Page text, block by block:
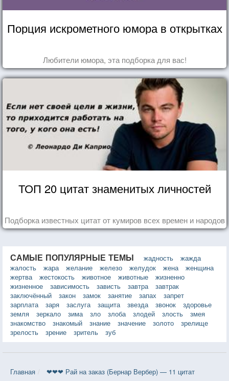
Порция искрометного юмора в открытках
Любители юмора, эта подборка для вас!
ТОП 20 цитат знаменитых личностей
Подборка известных цитат от кумиров всех времен и народов
САМЫЕ ПОПУЛЯРНЫЕ ТЕМЫ жадность
жажда
жалость
жара желание железо желудок жена
женщина
жертва
жестокость животное животные
жизненно
жизненное
зависимость зависть завтра
завтрак
заключённый
закон замок занятие запах
запрет
зарплата
заря заслуга защита звезда звонок
здоровье
земля
зеркало зима зло злоба злодей злость
змея
знакомство
знакомый знание значение золото
зрелище
зрелость
зрение зритель зуб
Главная ❤❤❤ Рай на заказ (Бернар Вербер) — 11 цитат